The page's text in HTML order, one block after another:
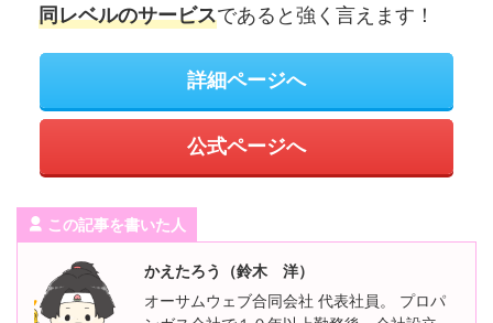
同レベルのサービスであると強く言えます！
詳細ページへ
公式ページへ
この記事を書いた人
かえたろう（鈴木 洋）
オーサムウェブ合同会社 代表社員。 プロパ